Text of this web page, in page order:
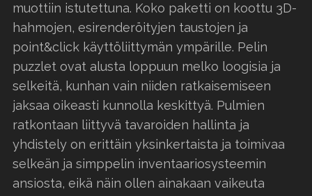
muottiin istutettuna. Koko paketti on koottu 3D-
hahmojen, esirenderöityjen taustojen ja
point&click käyttöliittymän ympärille. Pelin
puzzlet ovat alusta loppuun melko loogisia ja
selkeitä, kunhan vain niiden ratkaisemiseen
jaksaa oikeasti kunnolla keskittyä. Pulmien
ratkontaan liittyvä tavaroiden hallinta ja
yhdistely on erittäin yksinkertaista ja toimivaa
selkeän ja simppelin inventaariosysteemin
ansiosta, eikä näin ollen ainakaan vaikeuta